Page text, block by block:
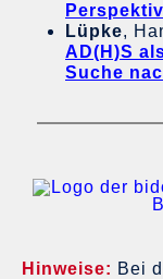
Lüpke,
AD(H)S
Suche
Hinweise: Bei